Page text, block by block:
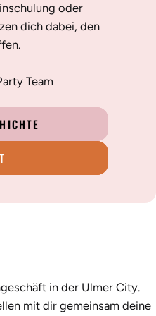
oder
dich dabei, den
Team
in der Ulmer City.
mit dir gemeinsam deine